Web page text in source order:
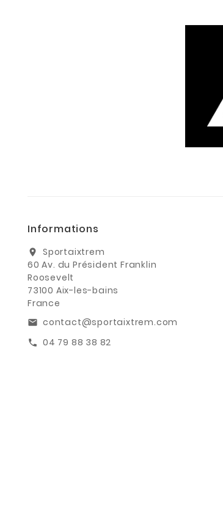
Informations
location_on
Sportaixtrem
60 Av. du Président Franklin
Roosevelt
73100 Aix-les-bains
France
email contact@sportaixtrem.com
call 04 79 88 38 82